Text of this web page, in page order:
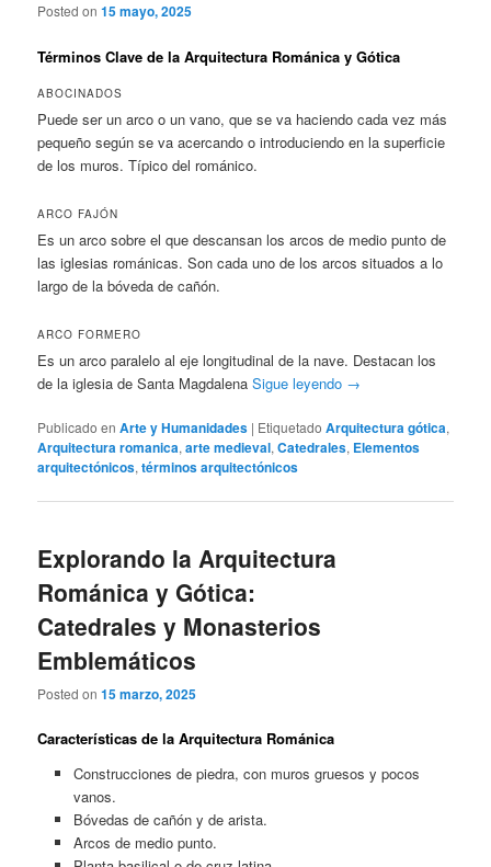
Posted on15 mayo, 2025
Términos Clave de la Arquitectura Románica y Gótica
ABOCINADOS
Puede ser un arco o un vano, que se va haciendo cada vez más
pequeño según se va acercando o introduciendo en la superficie
de los muros. Típico del románico.
ARCO FAJÓN
Es un arco sobre el que descansan los arcos de medio punto de
las iglesias románicas. Son cada uno de los arcos situados a lo
largo de la bóveda de cañón.
ARCO FORMERO
Es un arco paralelo al eje longitudinal de la nave. Destacan los
de la iglesia de Santa MagdalenaSigue leyendo →
Publicado en Arte y Humanidades | Etiquetado Arquitectura gótica,
Arquitectura romanica,arte medieval,Catedrales, Elementos
arquitectónicos,términos arquitectónicos
Explorando la Arquitectura
Románica y Gótica:
Catedrales y Monasterios
Emblemáticos
Posted on15 marzo, 2025
Características de la Arquitectura Románica
Construcciones de piedra, con muros gruesos y pocos
vanos.
Bóvedas de cañón y de arista.
Arcos de medio punto.